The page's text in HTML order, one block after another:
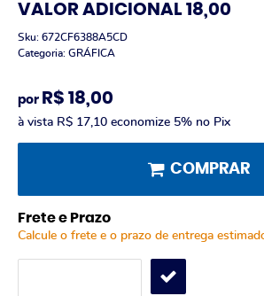
VALOR ADICIONAL 18,00
Sku: 672CF6388A5CD
Categoria: GRÁFICA
por R$ 18,00
à vista R$ 17,10 economize 5% no Pix
COMPRAR
Frete e Prazo
Calcule o frete e o prazo de entrega